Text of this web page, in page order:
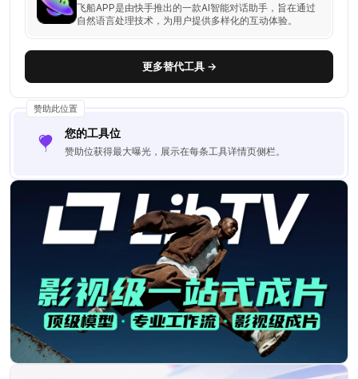
飞船APP是由快手推出的一款AI智能对话助手，旨在通过
自然语言处理技术，为用户提供多样化的互动体验。
更多替代工具 →
赞助此位置
您的工具位
赞助位获得最大曝光，展示在每条工具详情页侧栏。